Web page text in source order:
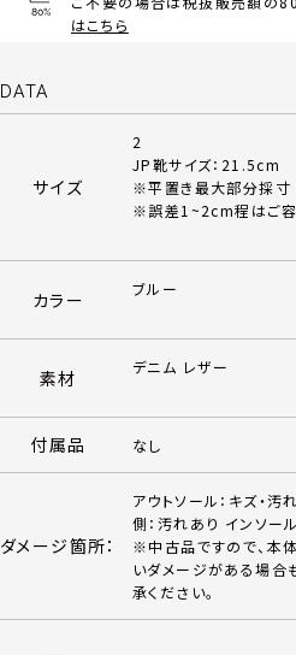
はこちら
DATA
サイズ
2
JP靴サイズ：21.5cm
※平置き最大部分採寸
※誤差1~2cm程はご容
カラー ブルー
素材 デニム レザー
付属品 なし
ダメージ箇所：
アウトソール：キズ・
側：汚れあり インソール
※中古品ですので、本
いダメージがある場合
承ください。